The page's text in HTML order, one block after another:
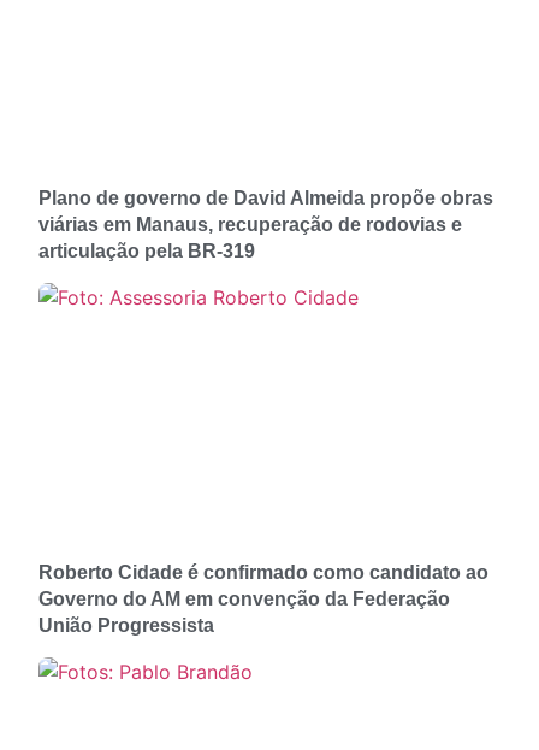
Plano de governo de David Almeida propõe obras
viárias em Manaus, recuperação de rodovias e
articulação pela BR-319
Roberto Cidade é confirmado como candidato ao
Governo do AM em convenção da Federação
União Progressista